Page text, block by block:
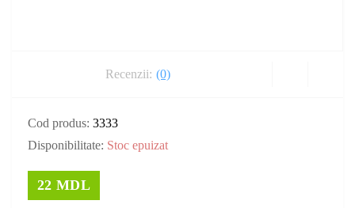
Recenzii: (0)
Cod produs: 3333
Disponibilitate: Stoc epuizat
22 MDL